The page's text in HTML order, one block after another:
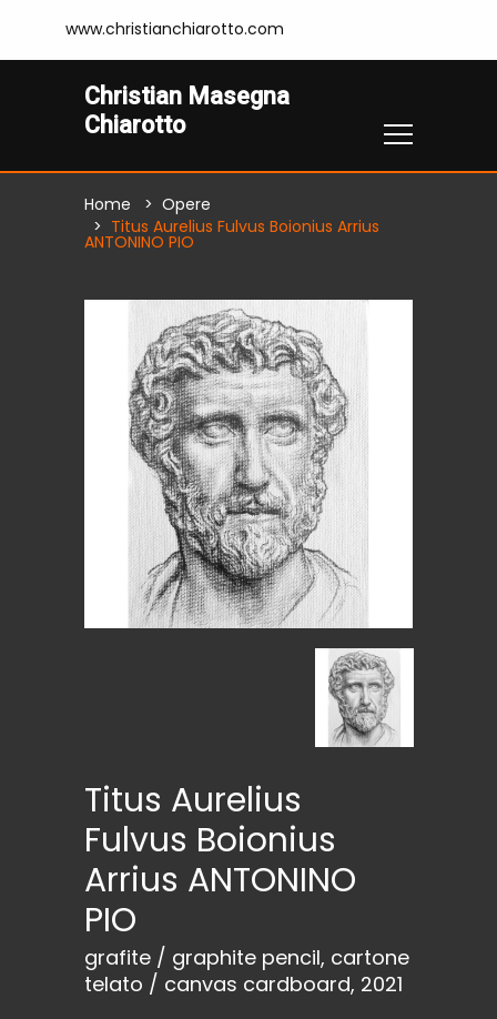
www.christianchiarotto.com
Christian Masegna
Chiarotto
Home
Opere
Titus Aurelius Fulvus Boionius Arrius
ANTONINO PIO
Titus Aurelius
Fulvus Boionius
Arrius ANTONINO
PIO
grafite / graphite pencil, cartone
telato / canvas cardboard, 2021